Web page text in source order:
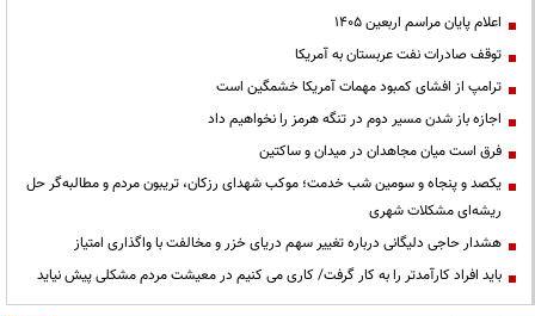
اعلام پایان مراسم اربعین ۱۴۰۵
توقف صادرات نفت عربستان به آمریکا
ترامپ از افشای کمبود مهمات آمریکا خشمگین است
اجازه باز شدن مسیر دوم در تنگه هرمز را نخواهیم داد
فرق است میان مجاهدان در میدان و ساکتین
یکصد و پنجاه و سومین شب خدمت؛ موکب شهدای رزکان، تریبون مردم و مطالبه‌گر حل
ریشه‌ای مشکلات شهری
هشدار حاجی دلیگانی درباره تغییر سهم دریای خزر و مخالفت با واگذاری امتیاز
باید افراد کارآمدتر را به کار گرفت/ کاری می کنیم در معیشت مردم مشکلی پیش نیاید